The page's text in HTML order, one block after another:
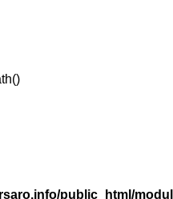
public_html/